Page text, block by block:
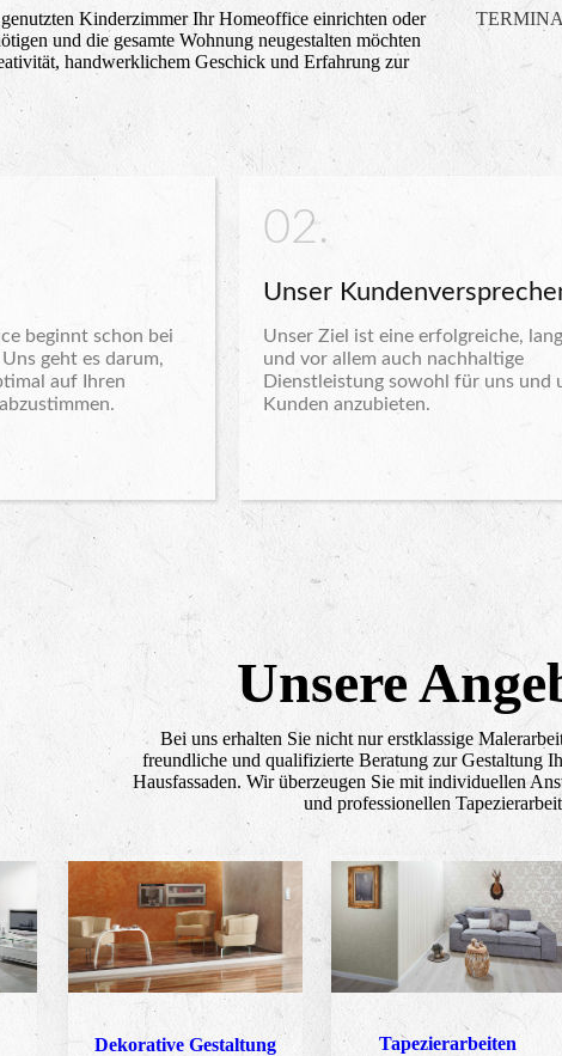
Kinderzimmer Ihr Homeoffice einrichten oder
und die gesamte Wohnung neugestalten möchten
handwerklichem Geschick und Erfahrung zur
beginnt schon bei
geht es darum,
auf Ihren
02.
Unser
Unser Ziel ist eine erfolgreiche,
und vor allem auch nachhaltige
Dienstleistung sowohl für uns und
Kunden anzubieten.
Unsere
Bei uns erhalten Sie nicht nur erstklassige
freundliche und qualifizierte Beratung zur Gestaltung
Hausfassaden. Wir überzeugen Sie mit individuellen
und professionellen
Dekorative Gestaltung Tapezierarbeiten